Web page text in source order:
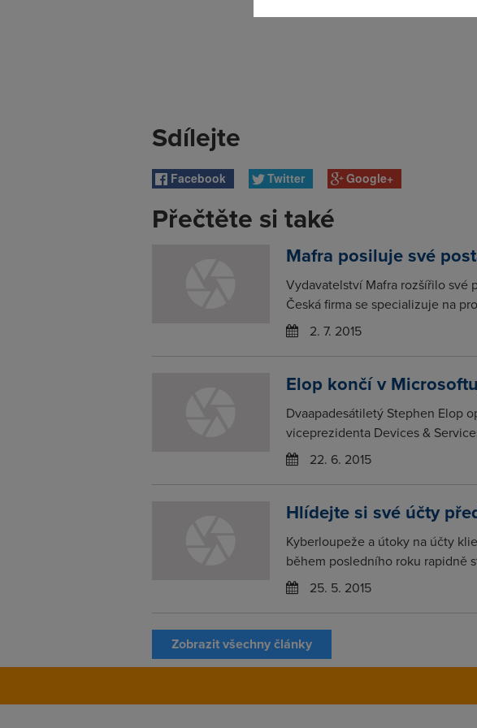
Sdílejte
Facebook Twitter Google+
Přečtěte si také
Mafra posiluje své
Vydavatelství Mafra rozšířilo
Česká firma se specializuje na
2. 7. 2015
Elop končí v
Dvaapadesátiletý Stephen Elop
viceprezidenta Devices &
22. 6. 2015
Hlídejte si své účty
Kyberloupeže a útoky na účty
během posledního roku rapidně
25. 5. 2015
Zobrazit všechny články